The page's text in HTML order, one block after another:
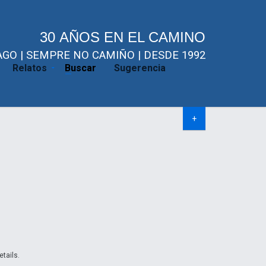
30 AÑOS EN EL CAMINO
| SEMPRE NO CAMIÑO | DESDE 1992
Relatos Buscar Sugerencia
+